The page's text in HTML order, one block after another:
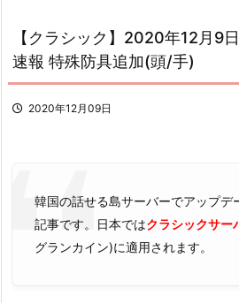
【クラシック】2020年12月9
速報 特殊防具追加(頭/手)
2020年12月09日
韓国の話せる島サーバーでアップデ
記事です。日本ではクラシックサー
グランカイン)に適用されます。